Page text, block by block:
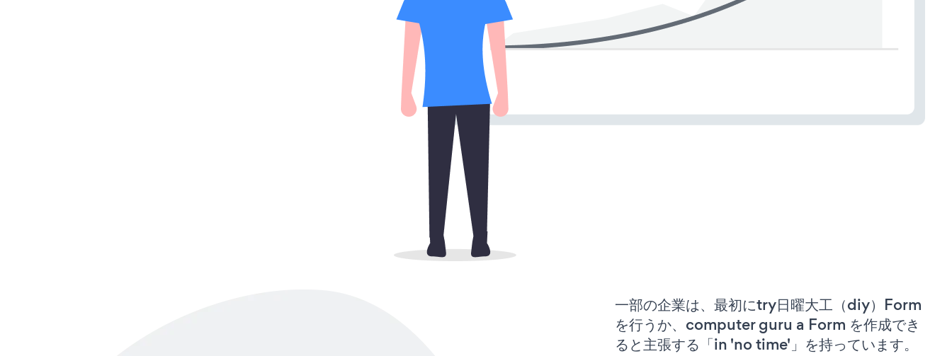
一部の企業は、最初にtry日曜大工（diy）Form
を行うか、computer guru a Form を作成でき
ると主張する「in 'no time'」を持っています。